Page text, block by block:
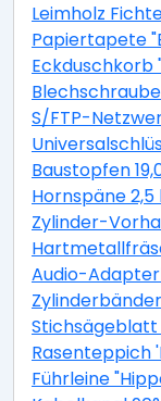
Leimholz
Papiertapete
Eckduschkorb
S/FTP-
Baustopfen
Hornspäne 2,5
Zylinder-
Audio-
Stichsägeblatt
Rasenteppich
Führleine